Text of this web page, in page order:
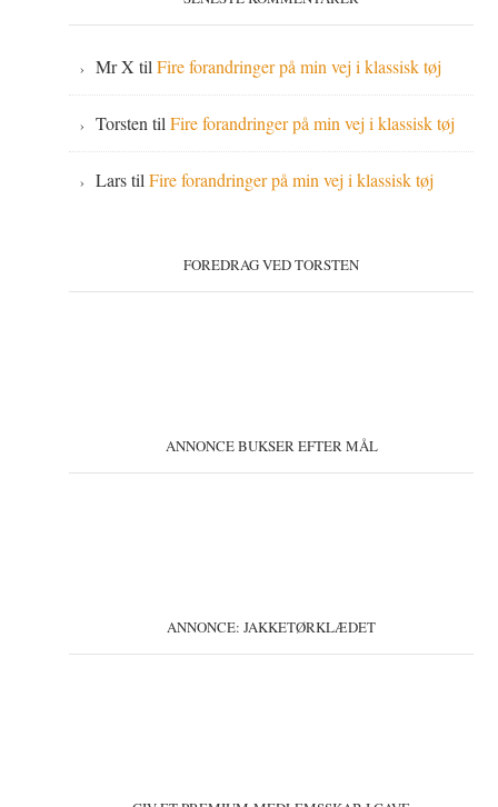
Mr X tilFire forandringer på min vej i klassisk tøj
Torsten tilFire forandringer på min vej i klassisk tøj
LarstilFire forandringer på min vej i klassisk tøj
FOREDRAG VED TORSTEN
ANNONCE BUKSER EFTER MÅL
ANNONCE: JAKKETØRKLÆDET